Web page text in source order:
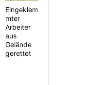
Eingeklem
mter
Arbeiter
aus
Gelände
gerettet